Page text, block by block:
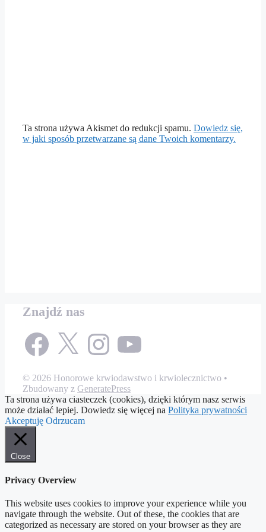
Ta strona używa Akismet do redukcji spamu. Dowiedz się,
w jaki sposób przetwarzane są dane Twoich komentarzy.
Znajdź nas
FacebookX InstagramYouTube
© 2026 Honorowe krwiodawstwo i krwiolecznictwo •
Zbudowany z GeneratePress
Ta strona używa ciasteczek (cookies), dzięki którym nasz serwis
może działać lepiej. Dowiedz się więcej na Polityka prywatności
Akceptuję Odrzucam
Close
Privacy Overview
This website uses cookies to improve your experience while you
navigate through the website. Out of these, the cookies that are
categorized as necessary are stored on your browser as they are